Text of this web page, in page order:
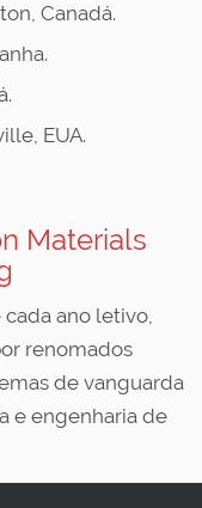
Canadá.
EUA.
Materials
ano letivo,
renomados
de vanguarda
e engenharia de